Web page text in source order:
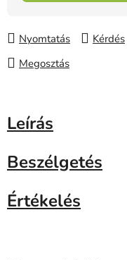
Nyomtatás Kérdés
Megosztás
Leírás
Beszélgetés
Értékelés